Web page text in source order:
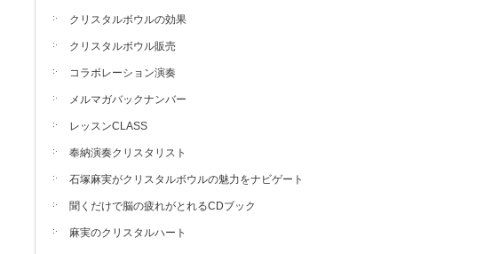
クリスタルボウルの効果
クリスタルボウル販売
コラボレーション演奏
メルマガバックナンバー
レッスンCLASS
奉納演奏クリスタリスト
石塚麻実がクリスタルボウルの魅力をナビゲート
聞くだけで脳の疲れがとれるCDブック
麻実のクリスタルハート